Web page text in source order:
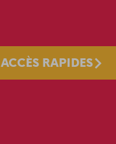
ACCÈS RAPIDES